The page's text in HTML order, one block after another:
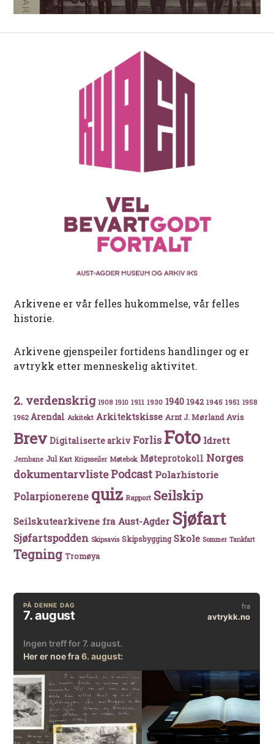
Arkivene er vår felles hukommelse, vår felles
historie.
Arkivene gjenspeiler fortidens handlinger og er
avtrykk etter menneskelig aktivitet.
2. verdenskrig 1908 1910 1911 1930 1940 1942 1945 1951 1958
1962 Arendal Arkitekt Arkitektskisse Arnt J. Mørland Avis
Brev Digitaliserte arkiv Forlis Foto Idrett
Jernbane Jul Kart Krigsseiler Møtebok Møteprotokoll Norges
dokumentarvlistePodcast Polarhistorie
Polarpionerene quiz Rapport Seilskip
Seilskutearkivene fra Aust-Agder Sjøfart
Sjøfartspodden Skipsavis Skipsbygging Skole Sommer Tankfart
Tegning Tromøya